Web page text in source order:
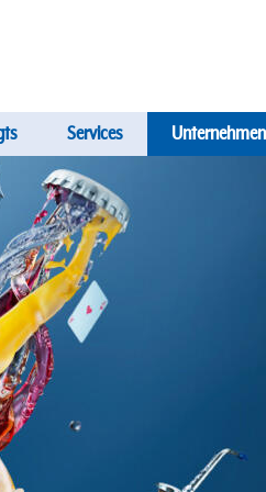
Services Unternehmen